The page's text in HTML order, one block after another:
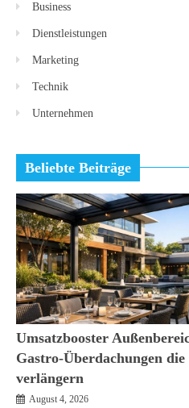
Business
Dienstleistungen
Marketing
Technik
Unternehmen
Beliebte Beiträge
Umsatzbooster
Gastro-Überdachungen die
verlängern
August 4, 2026